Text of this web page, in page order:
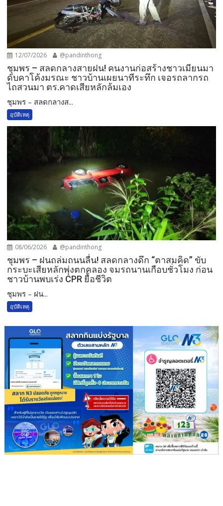
12/07/2026 @pandinthong
ชุมพร – สลดกลางสายฝน! คนงานก่อสร้างชาวเมียนมา
ดับคาโค้งมรณะ ชาวบ้านเผยนาทีระทึก เจอรถลากรถ
ไถสวนมา ตร.คาดเสียหลักล้มเอง
ชุมพร – สลดกลางส...
อุบัติเหตุ
08/06/2026 @pandinthong
ชุมพร – ฝนถล่มถนนลื่น! สลดกลางดึก “ตาสมคิด” ขับ
กระบะเสียหลักพุ่งตกคลอง จมรถนานเกือบชั่วโมง ก่อน
ชาวบ้านพบเร่ง CPR ยื้อชีวิต
ชุมพร – ฝน...
อุบัติเหตุ